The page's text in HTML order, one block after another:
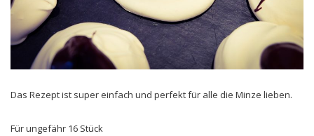
Das Rezept ist super einfach und perfekt für alle die Minze lieben.
Für ungefähr 16 Stück